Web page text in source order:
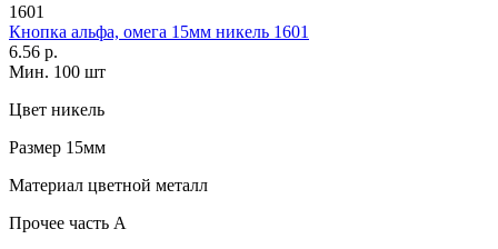
1601
Кнопка альфа, омега 15мм никель 1601
6.56 р.
Мин. 100 шт
Цвет никель
Размер 15мм
Материал цветной металл
Прочее часть A